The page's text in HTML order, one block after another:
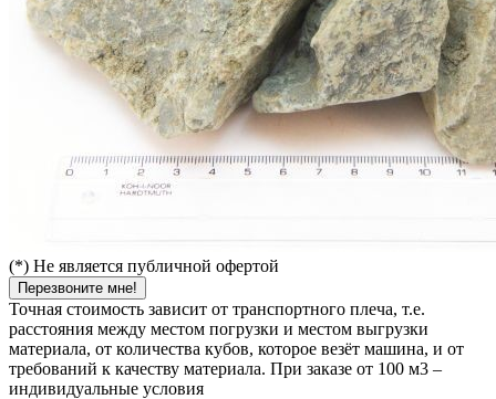
(*) Не является публичной офертой
Перезвоните мне!
Точная стоимость зависит от транспортного плеча, т.е.
расстояния между местом погрузки и местом выгрузки
материала, от количества кубов, которое везёт машина, и от
требований к качеству материала. При заказе от 100 м3 –
индивидуальные условия